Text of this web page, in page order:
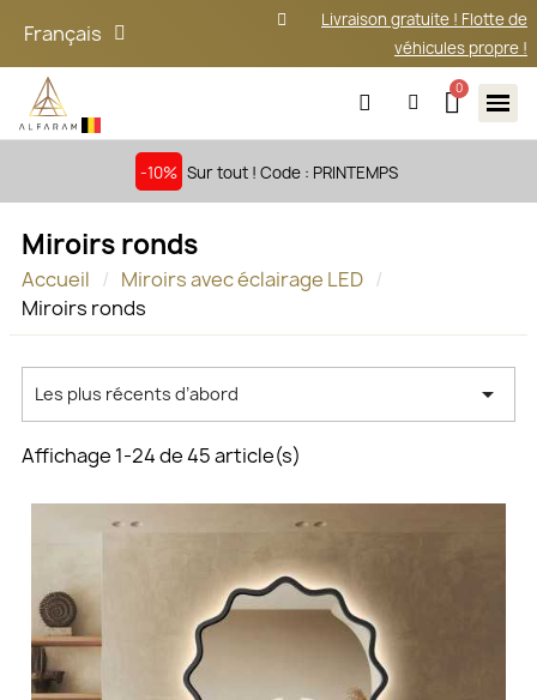
Français
Livraison gratuite ! Flotte de
véhicules propre !
-10% Sur tout ! Code : PRINTEMPS
Miroirs ronds
Accueil
Miroirs avec éclairage LED
Miroirs ronds
Les plus récents d’abord 
Affichage 1-24 de 45 article(s)